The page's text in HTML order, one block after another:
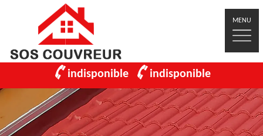
MENU
indisponible indisponible